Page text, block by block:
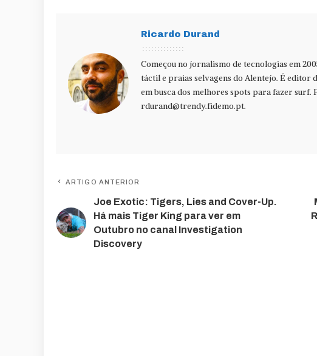
Ricardo Durand
Começou no jornalismo de tecnologias em
táctil e praias selvagens do Alentejo. É editor
em busca dos melhores spots para fazer
rdurand@trendy.fidemo.pt.
ARTIGO ANTERIOR
Joe Exotic: Tigers, Lies and Cover-Up.
Há mais Tiger King para ver em
Outubro no canal Investigation
Discovery